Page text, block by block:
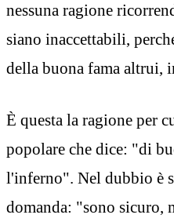
nessuna ragione
siano inaccettabili,
della buona fama altrui,
È questa la ragione per
popolare che dice: "di
l'inferno". Nel dubbio è
domanda: "sono sicuro,